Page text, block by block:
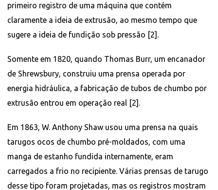
primeiro registro de uma máquina que contém
claramente a ideia de extrusão, ao mesmo tempo que
sugere a ideia de fundição sob pressão [2].
Somente em 1820, quando Thomas Burr, um encanador
de Shrewsbury, construiu uma prensa operada por
energia hidráulica, a fabricação de tubos de chumbo por
extrusão entrou em operação real [2].
Em 1863, W. Anthony Shaw usou uma prensa na quais
tarugos ocos de chumbo pré-moldados, com uma
manga de estanho fundida internamente, eram
carregados a frio no recipiente. Várias prensas de tarugo
desse tipo foram projetadas, mas os registros mostram